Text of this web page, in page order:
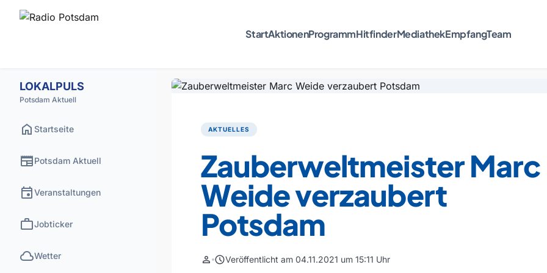
StartAktionenProgrammHitfinderMediathekEmpfangTeam
LOKALPULS
Potsdam Aktuell
home Startseite
newspaperPotsdam Aktuell
eventVeranstaltungen
workJobticker
cloudWetter
AKTUELLES
Zauberweltmeister Marc
Weide verzaubert
Potsdam
person scheduleVeröffentlicht am 04.11.2021 um 15:11 Uhr